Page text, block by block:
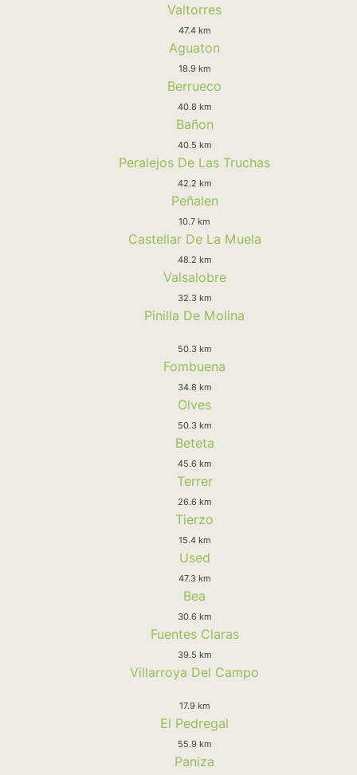
Valtorres
47.4 km
Aguaton
18.9 km
Berrueco
40.8 km
Bañon
40.5 km
Peralejos De Las Truchas
42.2 km
Peñalen
10.7 km
Castellar De La Muela
48.2 km
Valsalobre
32.3 km
Pinilla De Molina
50.3 km
Fombuena
34.8 km
Olves
50.3 km
Beteta
45.6 km
Terrer
26.6 km
Tierzo
15.4 km
Used
47.3 km
Bea
30.6 km
Fuentes Claras
39.5 km
Villarroya Del Campo
17.9 km
El Pedregal
55.9 km
Paniza